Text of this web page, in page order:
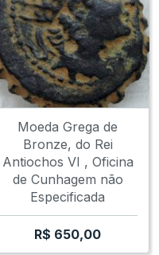
Moeda Grega de
Bronze, do Rei
Antiochos VI , Oficina
de Cunhagem não
Especificada
R$ 650,00